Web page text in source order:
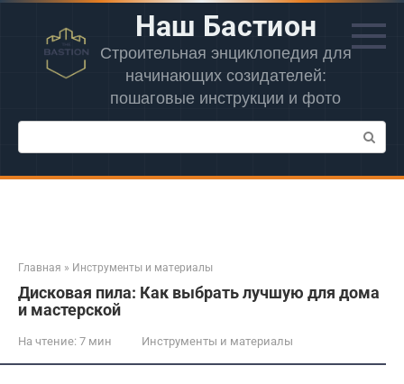
Перейти
контенту
Наш Бастион
Строительная энциклопедия для
начинающих созидателей:
пошаговые инструкции и фото
Поиск:
Главная » Инструменты и материалы
Дисковая пила: Как выбрать лучшую для дома
и мастерской
На чтение: 7 мин Инструменты и материалы